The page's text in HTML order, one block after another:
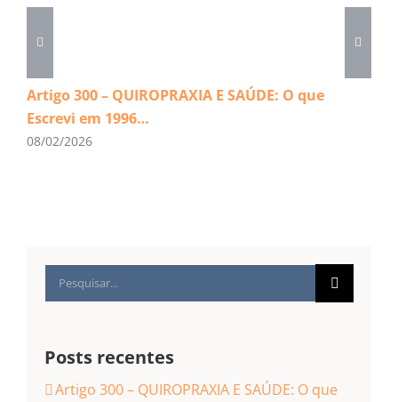
Artigo 300 – QUIROPRAXIA E SAÚDE: O que
Escrevi em 1996…
08/02/2026
Buscar
resultados
Posts recentes
Artigo 300 – QUIROPRAXIA E SAÚDE: O que